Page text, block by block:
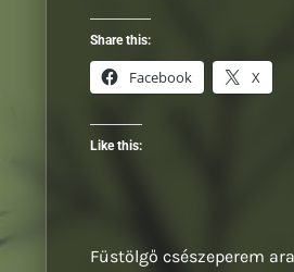
Share this:
Facebook X
Like this:
Füstölgő csészeperem